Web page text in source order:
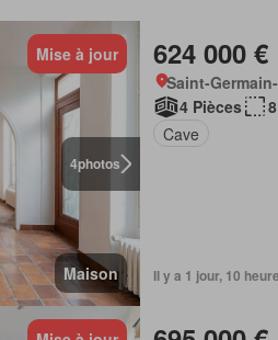
4photos
Mise à jour
Maison
624 000 €
Saint-
4 Pièces
Cave
Il y a 1 jour, 10